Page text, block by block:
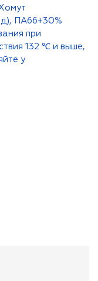
ПА66+30%
при
132 ℃ и выше,
у